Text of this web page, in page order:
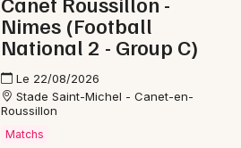
Nimes (Football
National 2 - Group C)
Le 22/08/2026
Stade Saint-Michel - Canet-en-
Roussillon
Matchs